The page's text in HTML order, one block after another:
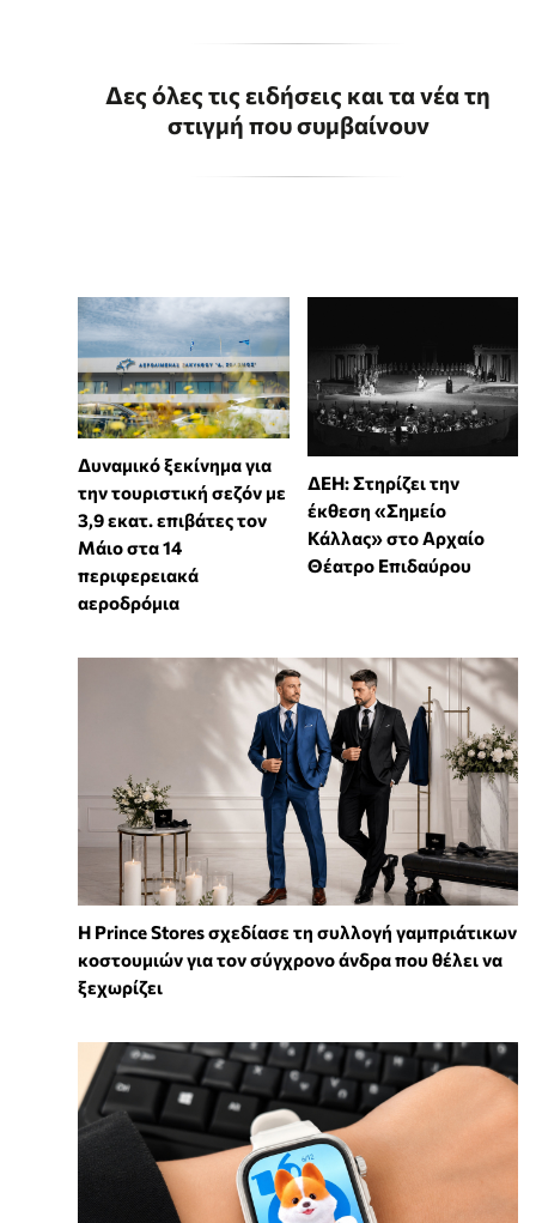
Δες όλες τις ειδήσεις και τα νέα τη
στιγμή που συμβαίνουν
Δυναμικό ξεκίνημα για
την τουριστική σεζόν με
3,9 εκατ. επιβάτες τον
Μάιο στα 14
περιφερειακά
αεροδρόμια
ΔΕΗ: Στηρίζει την
έκθεση «Σημείο
Κάλλας» στο Αρχαίο
Θέατρο Επιδαύρου
Η Prince Stores σχεδίασε τη συλλογή γαμπριάτικων
κοστουμιών για τον σύγχρονο άνδρα που θέλει να
ξεχωρίζει